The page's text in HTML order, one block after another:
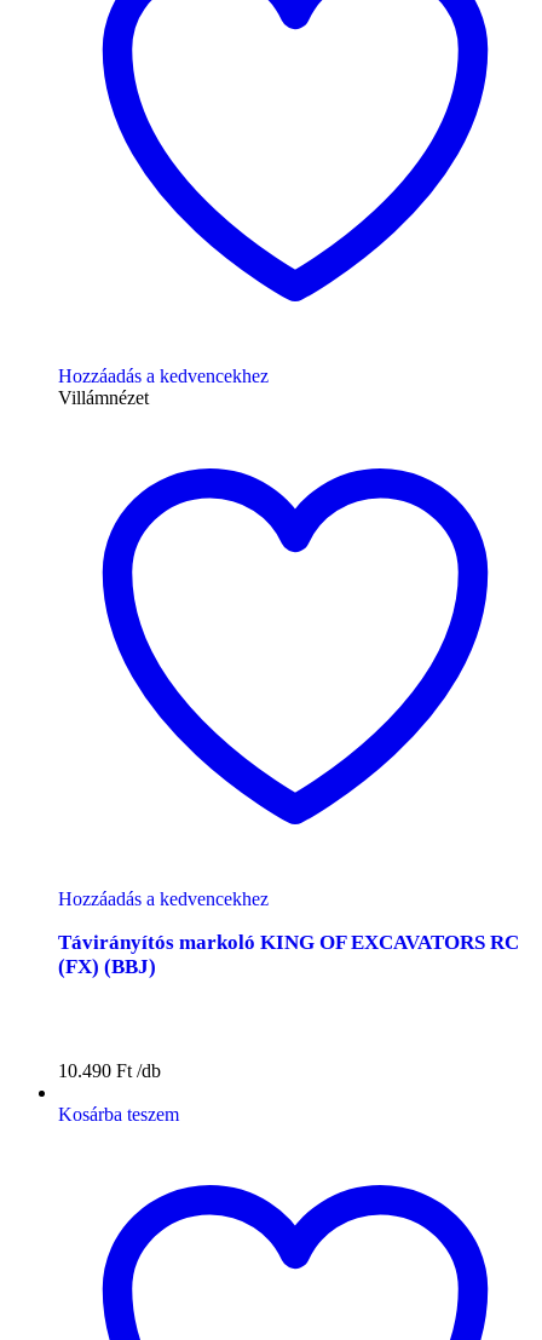
Hozzáadás a kedvencekhez
Villámnézet
Hozzáadás a kedvencekhez
Távirányítós markoló KING OF EXCAVATORS RC
(FX) (BBJ)
10.490 Ft
Kosárba teszem